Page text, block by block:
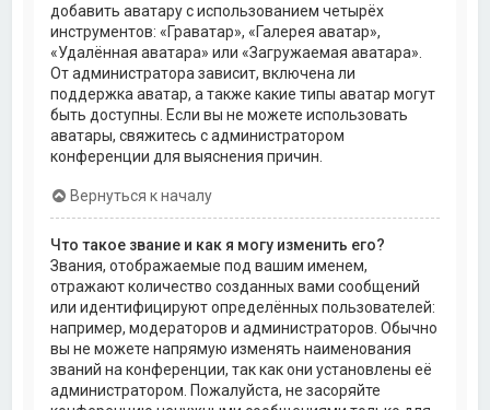
добавить аватару с использованием четырёх
инструментов: «Граватар», «Галерея аватар»,
«Удалённая аватара» или «Загружаемая аватара».
От администратора зависит, включена ли
поддержка аватар, а также какие типы аватар могут
быть доступны. Если вы не можете использовать
аватары, свяжитесь с администратором
конференции для выяснения причин.
Вернуться к началу
Что такое звание и как я могу изменить его?
Звания, отображаемые под вашим именем,
отражают количество созданных вами сообщений
или идентифицируют определённых пользователей:
например, модераторов и администраторов. Обычно
вы не можете напрямую изменять наименования
званий на конференции, так как они установлены её
администратором. Пожалуйста, не засоряйте